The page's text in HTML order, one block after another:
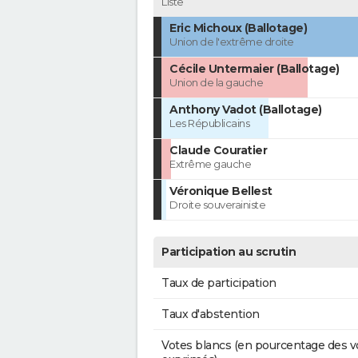
Eric Michoux (Ballotage)
Union de l'extrême droite
Cécile Untermaier (Ballotage)
Union de la gauche
Anthony Vadot (Ballotage)
Les Républicains
Claude Couratier
Extrême gauche
Véronique Bellest
Droite souverainiste
Participation au scrutin
Taux de participation
Taux d'abstention
Votes blancs (en pourcentage des